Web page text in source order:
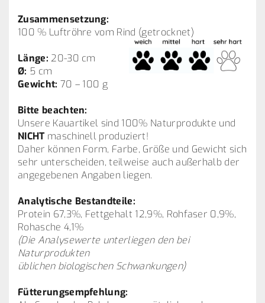
Zusammensetzung:
100 % Luftröhre vom Rind (getrocknet)
Länge: 20-30 cm
Ø: 5 cm
Gewicht: 70 – 100 g
Bitte beachten:
Unsere Kauartikel sind 100% Naturprodukte und
NICHTmaschinell produziert!
Daher können Form, Farbe, Größe und Gewicht sich
sehr unterscheiden, teilweise auch außerhalb der
angegebenen Angaben liegen.
Analytische Bestandteile:
Protein 67,3%, Fettgehalt 12,9%, Rohfaser 0,9%,
Rohasche 4,1%
(Die Analysewerte unterliegen den bei
Naturprodukten
üblichen biologischen Schwankungen)
Fütterungsempfehlung: